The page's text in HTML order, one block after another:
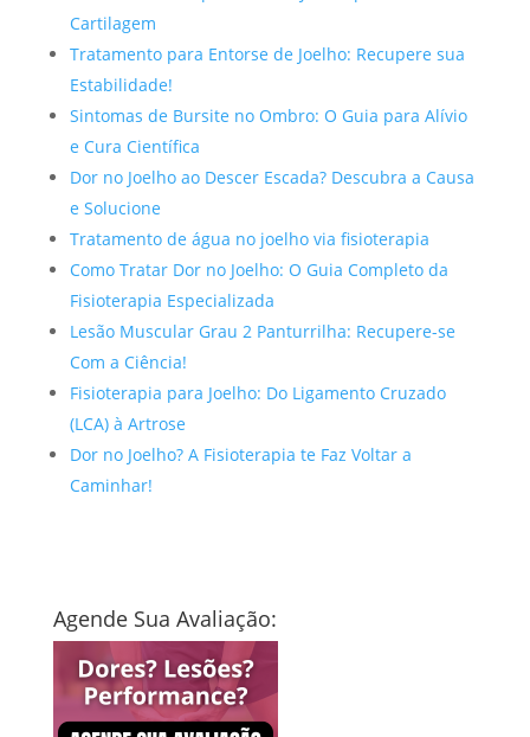
Cartilagem
Tratamento para Entorse de Joelho: Recupere sua
Estabilidade!
Sintomas de Bursite no Ombro: O Guia para Alívio
e Cura Científica
Dor no Joelho ao Descer Escada? Descubra a Causa
e Solucione
Tratamento de água no joelho via fisioterapia
Como Tratar Dor no Joelho: O Guia Completo da
Fisioterapia Especializada
Lesão Muscular Grau 2 Panturrilha: Recupere-se
Com a Ciência!
Fisioterapia para Joelho: Do Ligamento Cruzado
(LCA) à Artrose
Dor no Joelho? A Fisioterapia te Faz Voltar a
Caminhar!
Agende Sua Avaliação: